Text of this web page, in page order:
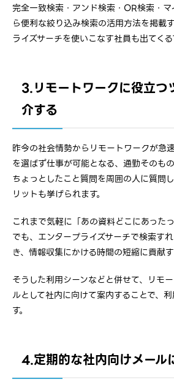
完全一致検索・アンド検索・OR検索・マ
ら便利な絞り込み検索の活用方法を掲載
ライズサーチを使いこなす社員も出てくる
3.リモートワークに役立つ
介する
昨今の社会情勢からリモートワークが急
を選ばず仕事が可能となる、通勤そのも
ちょっとしたこと質問を周囲の人に質問
リットも挙げられます。
これまで気軽に「あの資料どこにあった
でも、エンタープライズサーチで検索す
き、情報収集にかける時間の短縮に貢献す
そうした利用シーンなどと併せて、リモ
ルとして社内に向けて案内することで、
す。
4.定期的な社内向けメール